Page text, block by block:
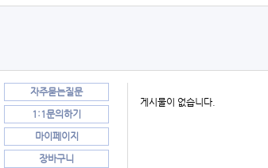
자주묻는질문
1:1문의하기
마이페이지
장바구니
게시물이 없습니다.